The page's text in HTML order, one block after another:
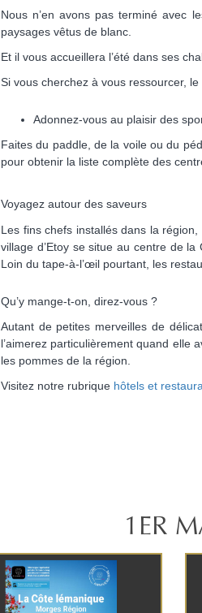
Nous n’en avons pas terminé avec
paysages vêtus de blanc.
Et il vous accueillera l’été dans ses
Si vous cherchez à vous ressourcer,
Adonnez-vous au plaisir des
Faites du paddle, de la voile ou du
pour obtenir la liste complète des
Voyagez autour des saveurs
Les fins chefs installés dans la
village d’Etoy se situe au centre de
Loin du tape-à-l’œil pourtant, les
Qu’y mange-t-on, direz-vous ?
Autant de petites merveilles de
l’aimerez particulièrement quand elle
les pommes de la région.
Visitez notre rubrique hôtels et
1ER